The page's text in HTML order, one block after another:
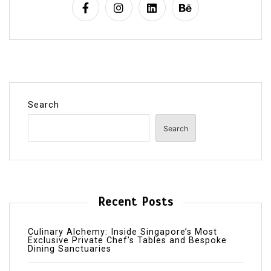
Search
Search
Recent Posts
Culinary Alchemy: Inside Singapore’s Most
Exclusive Private Chef’s Tables and Bespoke
Dining Sanctuaries